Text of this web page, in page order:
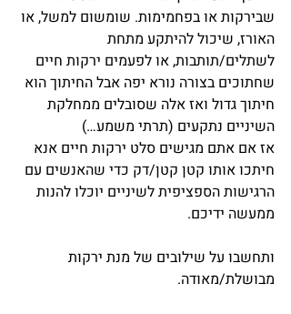
שבירקות או בפחמימות. שומשום למשל, או
האורז, שיכול להיתקע מתחת
לשתלים/תותבות, או לפעמים ירקות חיים
שחתוכים בצורה נורא יפה אבל החיתוך הוא
חיתוך גדול ואז אלה שסובלים ממחלקת
השיניים נתקעים (תרתי משמע…)
אז אם אתם מגישים סלט ירקות חיים אנא
חיתכו אותו קטן קטן/דק כדי שהאנשים עם
הרגישות הספציפית לשיניים יוכלו להנות
ממעשה ידיכם.
ותחשבו על שילובים של מנת ירקות
מבושלת/מאודה.